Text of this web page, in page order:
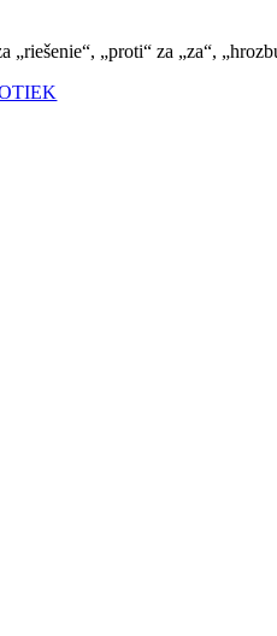
„riešenie“, „proti“ za „za“,